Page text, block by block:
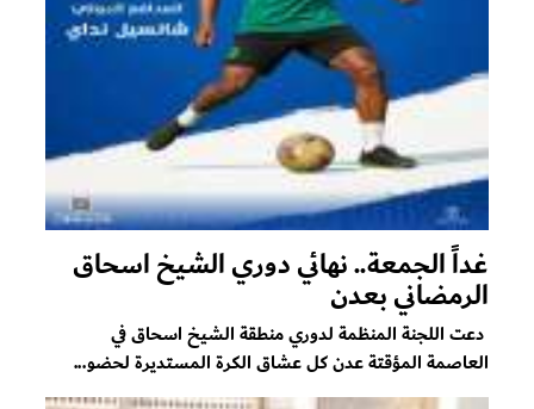
غداً الجمعة.. نهائي دوري الشيخ اسحاق
الرمضاني بعدن
دعت اللجنة المنظمة لدوري منطقة الشيخ اسحاق في
العاصمة المؤقتة عدن كل عشاق الكرة المستديرة لحضو...